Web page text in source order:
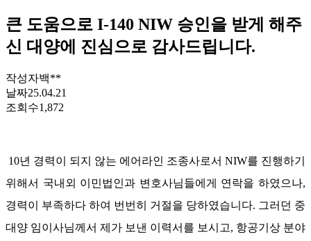
큰 도움으로 I-140 NIW 승인을 받게 해주
신 대양에 진심으로 감사드립니다.
작성자백**
날짜25.04.21
조회수1,872
10년 경력이 되지 않는 에어라인 조종사로서 NIW를 진행하기
위해서 국내외 이민법인과 변호사님들에게 연락을 하였으나,
경력이 부족하다 하여 번번히 거절을 당하였습니다. 그러던 중
대양 임이사님께서 제가 보낸 이력서를 보시고, 항공기상 분야